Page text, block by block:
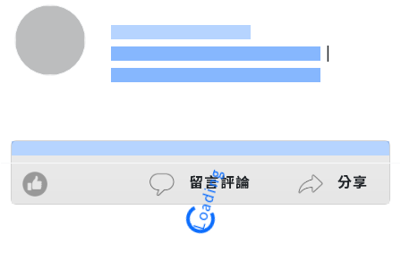
|
留言評論 分享
Loading